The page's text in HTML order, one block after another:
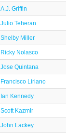
A.J. Griffin
Julio Teheran
Shelby Miller
Ricky Nolasco
Jose Quintana
Francisco Liriano
Ian Kennedy
Scott Kazmir
John Lackey